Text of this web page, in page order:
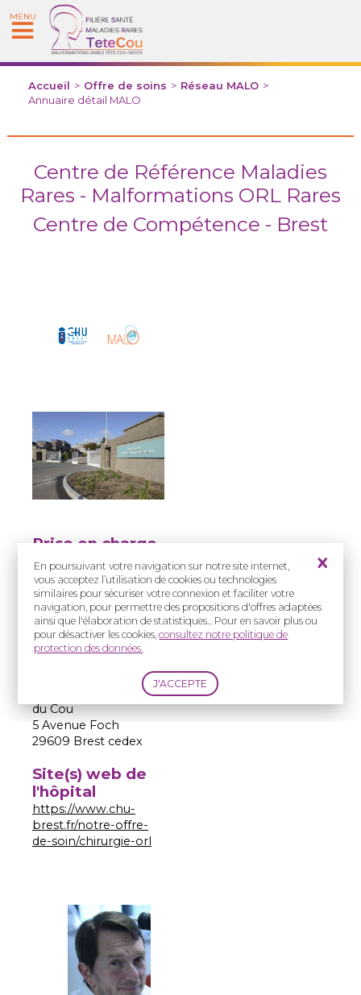
En poursuivant votre navigation sur notre site internet,
vous acceptez l’utilisation de cookies ou technologies
similaires pour sécuriser votre connexion et faciliter votre
navigation, pour permettre des propositions d'offres adaptées
ainsi que l'élaboration de statistiques... Pour en savoir plus ou
pour désactiver les cookies,consultez notre politique de
protection des données.
MENU
Accueil > Offre de soins > Réseau MALO >
Annuaire détail MALO
Centre de Référence Maladies
Rares - Malformations ORL Rares
Centre de Compétence - Brest
Prise en charge
:
Enfants et Adultes
Adresse(s) :
CHU de Brest –
Hôpital Morvan
Laryngologie et de
Chirurgie de la Face et
du Cou
5 Avenue Foch
29609 Brest cedex
Site(s) web de
l'hôpital
https://www.chu-
brest.fr/notre-offre-
de-soin/chirurgie-orl